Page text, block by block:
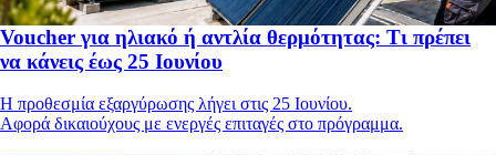
Voucher για ηλιακό ή αντλία θερμότητας: Τι πρέπει
να κάνεις έως 25 Ιουνίου
Η προθεσμία εξαργύρωσης λήγει στις 25 Ιουνίου.
Αφορά δικαιούχους με ενεργές επιταγές στο πρόγραμμα.